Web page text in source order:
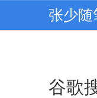
张少随
谷歌